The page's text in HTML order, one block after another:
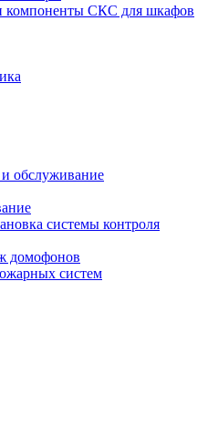
компоненты СКС для шкафов
обслуживание
системы контроля
домофонов
систем